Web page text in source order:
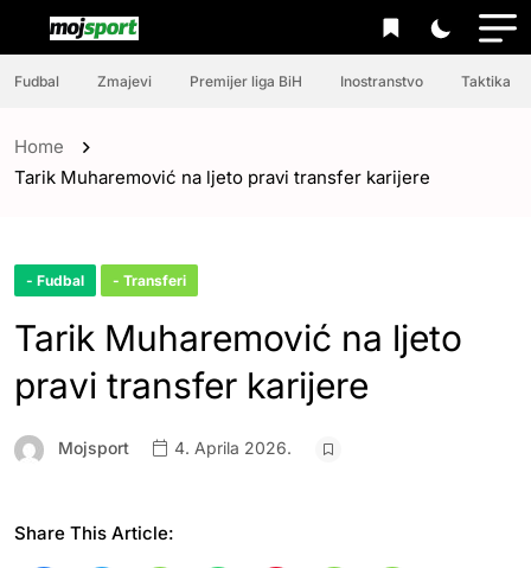
Fudbal Zmajevi Premijer liga BiH Inostranstvo Taktika
Home
Tarik Muharemović na ljeto pravi transfer karijere
- Fudbal - Transferi
Tarik Muharemović na ljeto
pravi transfer karijere
Mojsport 4. Aprila 2026.
Share This Article: